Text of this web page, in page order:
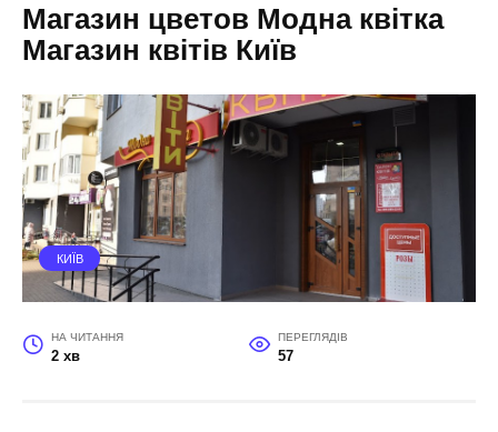
Магазин цветов Модна квітка
Магазин квітів Київ
КИЇВ
НА ЧИТАННЯ
2 хв
ПЕРЕГЛЯДІВ
57